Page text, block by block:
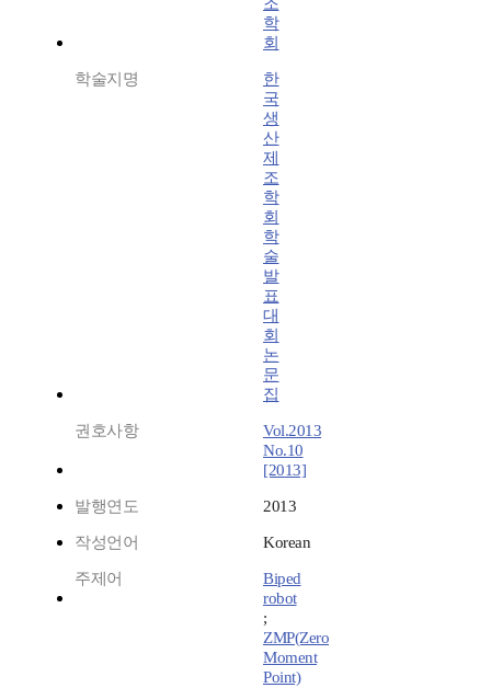
조
학
회
학술지명
한
국
생
산
제
조
학
회
학
술
발
표
대
회
논
문
집
권호사항
Vol.2013
No.10
[2013]
발행연도 2013
작성언어 Korean
주제어
Biped
robot
;
ZMP(Zero
Moment
Point)